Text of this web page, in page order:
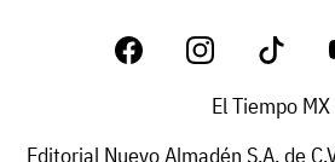
El Tiempo MX
Editorial Nuevo Almadén S.A. de